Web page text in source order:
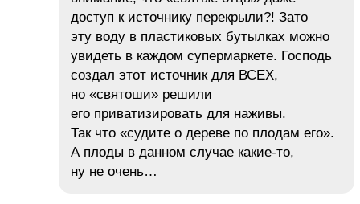
доступ к источнику перекрыли?! Зато
эту воду в пластиковых бутылках можно
увидеть в каждом супермаркете. Господь
создал этот источник для ВСЕХ,
но «святоши» решили
его приватизировать для наживы.
Так что «судите о дереве по плодам его».
А плоды в данном случае какие-то,
ну не очень…